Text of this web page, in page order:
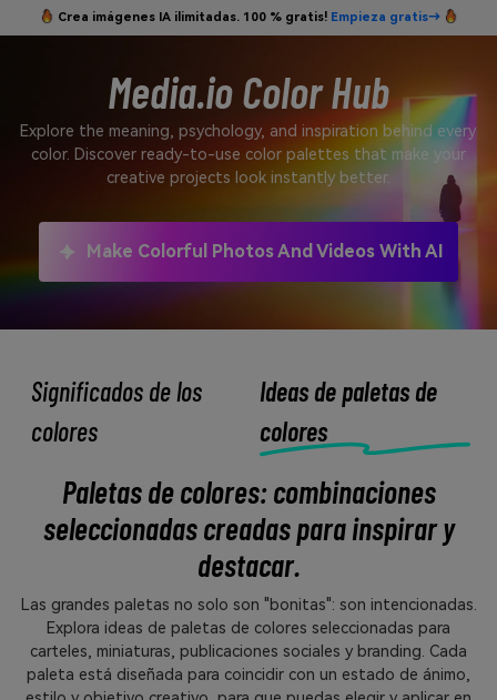
Crea imágenes IA ilimitadas. 100 % gratis! Empieza gratis→
Media.io Color Hub
Explore the meaning, psychology, and inspiration behind every
color. Discover ready-to-use color palettes that make your
creative projects look instantly better.
Make Colorful Photos And Videos With AI
Significados de los
colores
Ideas de paletas de
colores
Paletas de colores: combinaciones
seleccionadas creadas para inspirar y
destacar.
Las grandes paletas no solo son "bonitas": son intencionadas.
Explora ideas de paletas de colores seleccionadas para
carteles, miniaturas, publicaciones sociales y branding. Cada
paleta está diseñada para coincidir con un estado de ánimo,